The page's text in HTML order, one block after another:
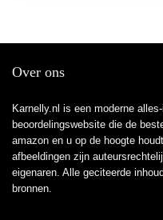
Over ons
Karnelly.nl is een moderne
beoordelingswebsite die de
amazon en u op de hoogte
afbeeldingen zijn
eigenaren. Alle geciteerde
bronnen.